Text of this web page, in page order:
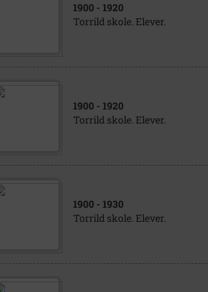
1900 - 1920
Torrild skole. Elever.
1900 - 1920
Torrild skole. Elever.
1900 - 1930
Torrild skole. Elever.